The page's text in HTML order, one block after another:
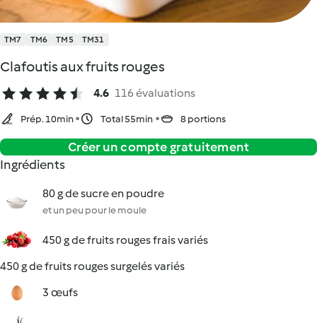
TM7 TM6 TM5 TM31
Clafoutis aux fruits rouges
4.6 116 évaluations
Prép. 10min Total 55min 8 portions
Créer un compte gratuitement
Ingrédients
80 g de sucre en poudre
et un peu pour le moule
450 g de fruits rouges frais variés
450 g de fruits rouges surgelés variés
3 œufs